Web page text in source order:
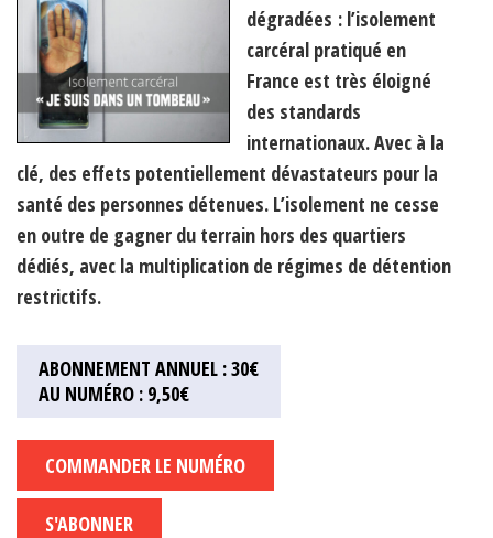
dégradées : l’isolement
carcéral pratiqué en
France est très éloigné
des standards
internationaux. Avec à la
clé, des effets potentiellement dévastateurs pour la
santé des personnes détenues. L’isolement ne cesse
en outre de gagner du terrain hors des quartiers
dédiés, avec la multiplication de régimes de détention
restrictifs.
ABONNEMENT ANNUEL : 30€
AU NUMÉRO : 9,50€
COMMANDER LE NUMÉRO
S'ABONNER